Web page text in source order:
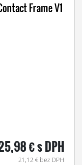
Frame V1
€ s DPH
21,12 € bez DPH